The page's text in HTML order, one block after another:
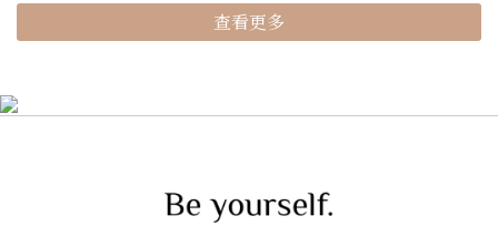
查看更多